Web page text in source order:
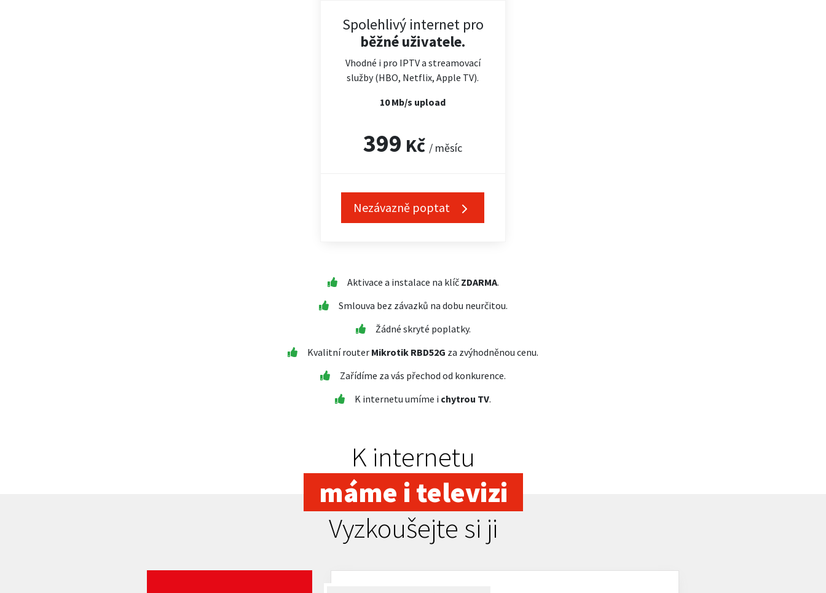
Spolehlivý internet pro
běžné uživatele.
Vhodné i pro IPTV a streamovací
služby (HBO, Netflix, Apple TV).
10 Mb/s upload
399 Kč / měsíc
Nezávazně poptat
Aktivace a instalace na klíč ZDARMA.
Smlouva bez závazků na dobu neurčitou.
Žádné skryté poplatky.
Kvalitní router Mikrotik RBD52G za zvýhodněnou cenu.
Zařídíme za vás přechod od konkurence.
K internetu umíme i chytrou TV.
K internetu
máme i televizi
Vyzkoušejte si ji